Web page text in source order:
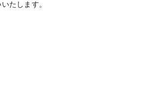
たします。